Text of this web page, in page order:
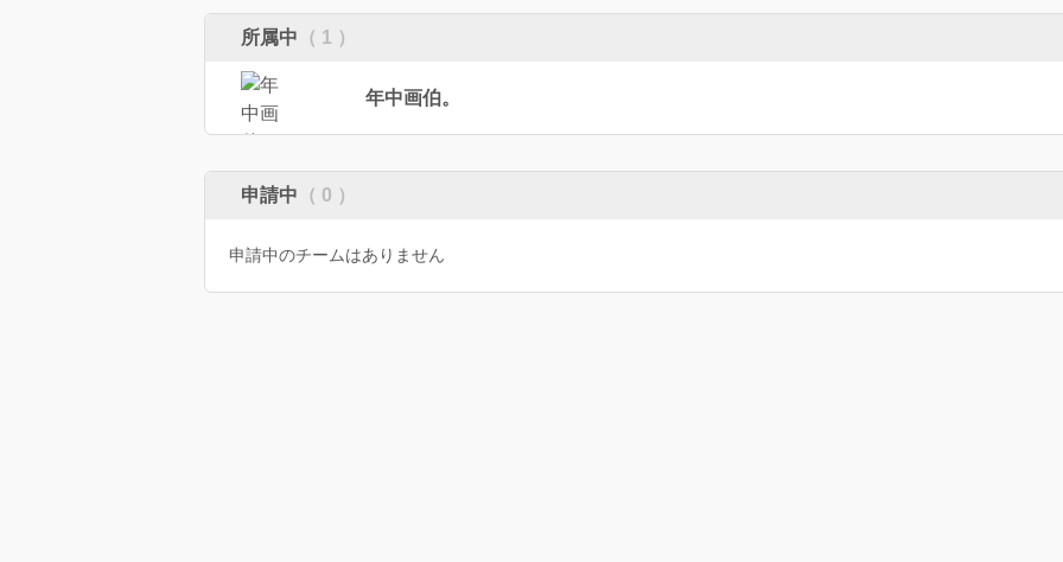
所属中 （ 1 ）
年中画伯。
申請中 （ 0 ）
申請中のチームはありません